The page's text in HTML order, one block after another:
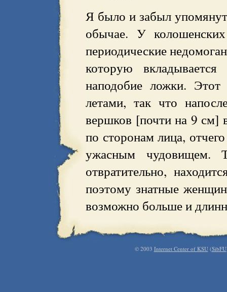
Я было и забыл
обычае. У
периодические
которую
наподобие ложки. Этот
летами, так что
вершков [почти на 9 см]
по сторонам лица,
ужасным чудовищем.
отвратительно,
поэтому знатные
возможно больше и
© 2003 Internet Center of KSU(SibFU